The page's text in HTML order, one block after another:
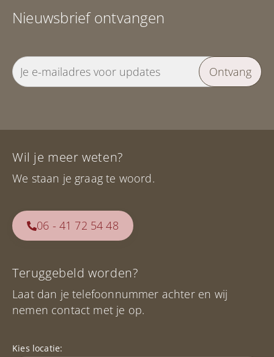
Nieuwsbrief ontvangen
Ontvang
Wil je meer weten?
We staan je graag te woord.
06 - 41 72 54 48
Teruggebeld worden?
Laat dan je telefoonnummer achter en wij
nemen contact met je op.
Kies locatie: